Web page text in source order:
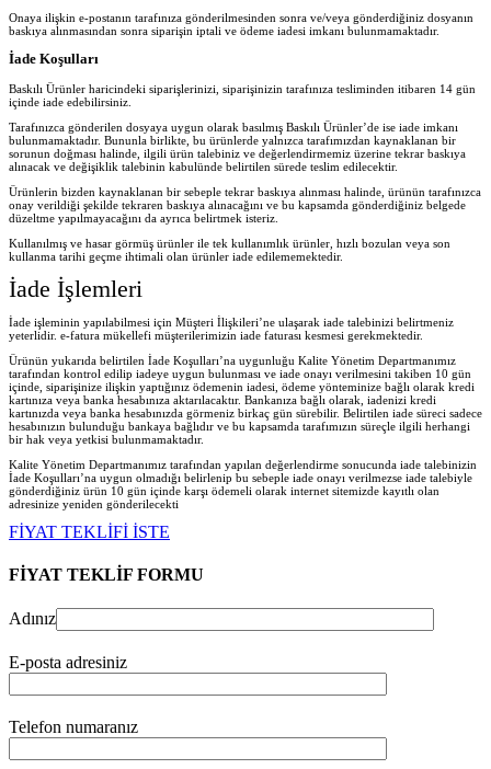
Onaya ilişkin e-postanın tarafınıza gönderilmesinden sonra ve/veya gönderdiğiniz dosyanın
baskıya alınmasından sonra siparişin iptali ve ödeme iadesi imkanı bulunmamaktadır.
İade Koşulları
Baskılı Ürünler haricindeki siparişlerinizi, siparişinizin tarafınıza tesliminden itibaren 14 gün
içinde iade edebilirsiniz.
Tarafınızca gönderilen dosyaya uygun olarak basılmış Baskılı Ürünler’de ise iade imkanı
bulunmamaktadır. Bununla birlikte, bu ürünlerde yalnızca tarafımızdan kaynaklanan bir
sorunun doğması halinde, ilgili ürün talebiniz ve değerlendirmemiz üzerine tekrar baskıya
alınacak ve değişiklik talebinin kabulünde belirtilen sürede teslim edilecektir.
Ürünlerin bizden kaynaklanan bir sebeple tekrar baskıya alınması halinde, ürünün tarafınızca
onay verildiği şekilde tekraren baskıya alınacağını ve bu kapsamda gönderdiğiniz belgede
düzeltme yapılmayacağını da ayrıca belirtmek isteriz.
Kullanılmış ve hasar görmüş ürünler ile tek kullanımlık ürünler, hızlı bozulan veya son
kullanma tarihi geçme ihtimali olan ürünler iade edilememektedir.
İade İşlemleri
İade işleminin yapılabilmesi için Müşteri İlişkileri’ne ulaşarak iade talebinizi belirtmeniz
yeterlidir. e-fatura mükellefi müşterilerimizin iade faturası kesmesi gerekmektedir.
Ürünün yukarıda belirtilen İade Koşulları’na uygunluğu Kalite Yönetim Departmanımız
tarafından kontrol edilip iadeye uygun bulunması ve iade onayı verilmesini takiben 10 gün
içinde, siparişinize ilişkin yaptığınız ödemenin iadesi, ödeme yönteminize bağlı olarak kredi
kartınıza veya banka hesabınıza aktarılacaktır. Bankanıza bağlı olarak, iadenizi kredi
kartınızda veya banka hesabınızda görmeniz birkaç gün sürebilir. Belirtilen iade süreci sadece
hesabınızın bulunduğu bankaya bağlıdır ve bu kapsamda tarafımızın süreçle ilgili herhangi
bir hak veya yetkisi bulunmamaktadır.
Kalite Yönetim Departmanımız tarafından yapılan değerlendirme sonucunda iade talebinizin
İade Koşulları’na uygun olmadığı belirlenip bu sebeple iade onayı verilmezse iade talebiyle
gönderdiğiniz ürün 10 gün içinde karşı ödemeli olarak internet sitemizde kayıtlı olan
adresinize yeniden gönderilecekti
FİYAT TEKLİFİ İSTE
FİYAT TEKLİF FORMU
Adınız
E-posta adresiniz
Telefon numaranız